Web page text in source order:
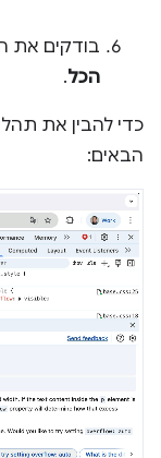
בודקים את
הכל.
כדי להבין את
הבאים: